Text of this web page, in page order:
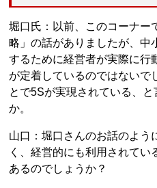
堀口氏：以前、このコーナー
略」の話がありましたが、中
するために経営者が実際に行
が定着しているのではないで
とで5Sが実現されている、
か。
山口：堀口さんのお話のよう
く、経営的にも利用されて
あるのでしょうか？